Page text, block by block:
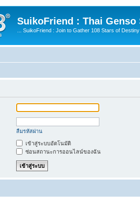
SuikoFriend : Thai Genso
... SuikoFriend : Join to Gather 108 Stars of
ลืมรหัสผ่าน
เข้าสู่ระบบอัตโนมัติ
ซ่อนสถานะการออนไลน์ของฉัน